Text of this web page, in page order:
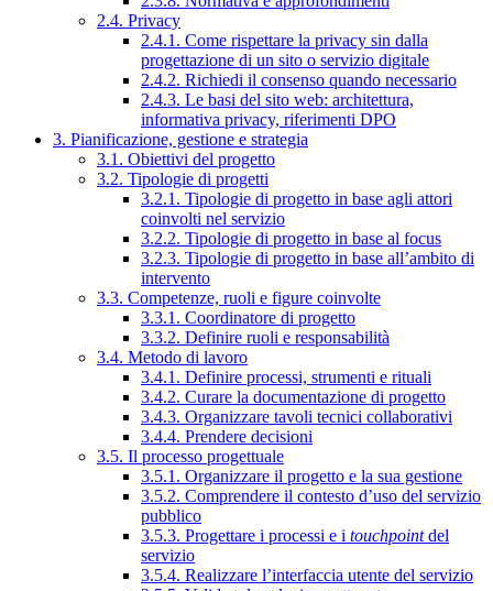
2.4. Privacy
2.4.1. Come rispettare la privacy sin dalla
progettazione di un sito o servizio digitale
2.4.2. Richiedi il consenso quando necessario
2.4.3. Le basi del sito web: architettura,
informativa privacy, riferimenti DPO
3. Pianificazione, gestione e strategia
3.1. Obiettivi del progetto
3.2. Tipologie di progetti
3.2.1. Tipologie di progetto in base agli attori
coinvolti nel servizio
3.2.2. Tipologie di progetto in base al focus
3.2.3. Tipologie di progetto in base all’ambito di
intervento
3.3. Competenze, ruoli e figure coinvolte
3.3.1. Coordinatore di progetto
3.3.2. Definire ruoli e responsabilità
3.4. Metodo di lavoro
3.4.1. Definire processi, strumenti e rituali
3.4.2. Curare la documentazione di progetto
3.4.3. Organizzare tavoli tecnici collaborativi
3.4.4. Prendere decisioni
3.5. Il processo progettuale
3.5.1. Organizzare il progetto e la sua gestione
3.5.2. Comprendere il contesto d’uso del servizio
pubblico
3.5.3. Progettare i processi e i touchpointdel
servizio
3.5.4. Realizzare l’interfaccia utente del servizio